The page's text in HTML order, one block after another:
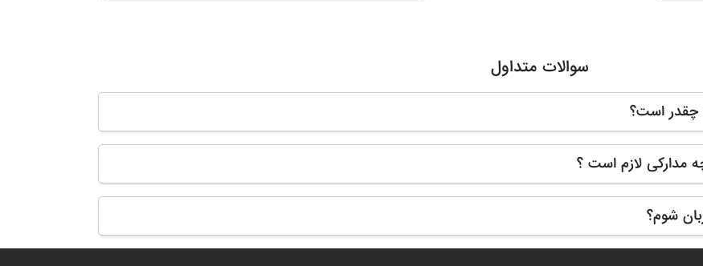
سوالات متداول
چقدر است؟
چه مدارکی لازم است ؟
شوم؟